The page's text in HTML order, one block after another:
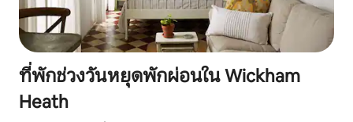
ที่พักช่วงวันหยุดพักผ่อนใน Wickham
Heath